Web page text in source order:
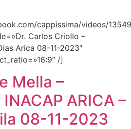
cappissima/videos/
Carlos Criollo –
Arica 08-11-2023″
/]
Mella –
ARICA –
08-11-2023